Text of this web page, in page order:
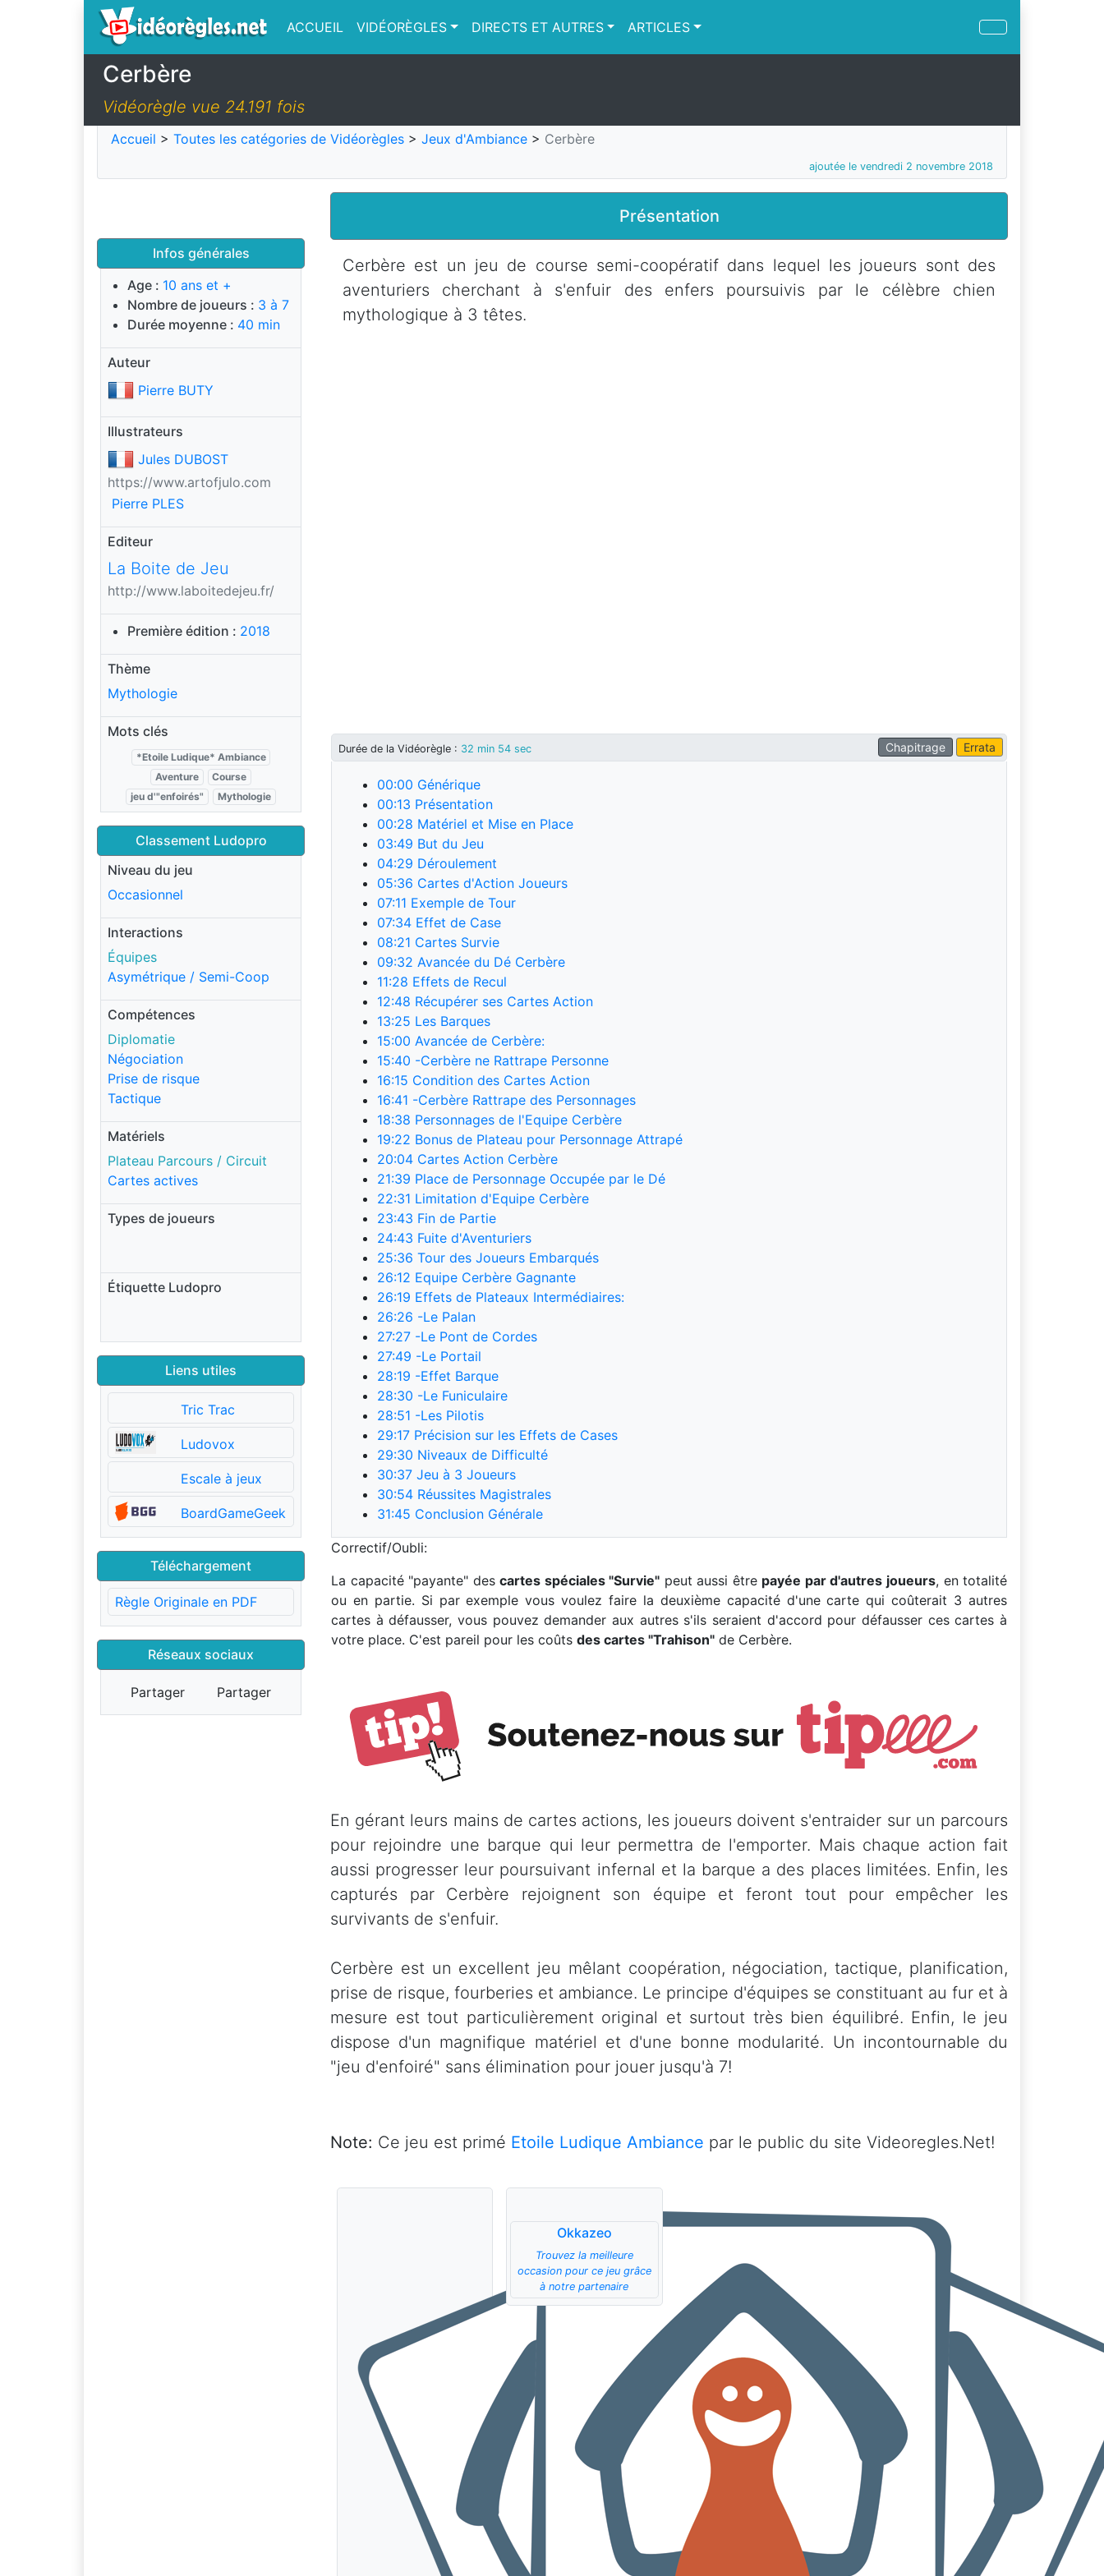
ACCUEIL VIDÉORÈGLES DIRECTS ET AUTRES ARTICLES
Cerbère
Vidéorègle vue 24.191 fois
Accueil > Toutes les catégories de Vidéorègles > Jeux d'Ambiance > Cerbère
ajoutée le vendredi 2 novembre 2018
Infos générales
Age : 10 ans et +
Nombre de joueurs : 3 à 7
Durée moyenne : 40 min
Auteur
Pierre BUTY
Illustrateurs
Jules DUBOST
https://www.artofjulo.com
Pierre PLES
Editeur
La Boite de Jeu
http://www.laboitedejeu.fr/
Première édition : 2018
Thème
Mythologie
Mots clés
*Etoile Ludique* Ambiance
Aventure
Course
jeu d'"enfoirés"
Mythologie
Classement Ludopro
Niveau du jeu
Occasionnel
Interactions
Équipes
Asymétrique / Semi-Coop
Compétences
Diplomatie
Négociation
Prise de risque
Tactique
Matériels
Plateau Parcours / Circuit
Cartes actives
Types de joueurs
Étiquette Ludopro
Liens utiles
Tric Trac
Ludovox
Escale à jeux
BoardGameGeek
Téléchargement
Règle Originale en PDF
Réseaux sociaux
Partager Partager
Présentation
Cerbère est un jeu de course semi-coopératif dans lequel les joueurs sont des
aventuriers cherchant à s'enfuir des enfers poursuivis par le célèbre chien
mythologique à 3 têtes.
Durée de la Vidéorègle : 32 min 54 sec Errata
Chapitrage
00:00 Générique
00:13 Présentation
00:28 Matériel et Mise en Place
03:49 But du Jeu
04:29 Déroulement
05:36 Cartes d'Action Joueurs
07:11 Exemple de Tour
07:34 Effet de Case
08:21 Cartes Survie
09:32 Avancée du Dé Cerbère
11:28 Effets de Recul
12:48 Récupérer ses Cartes Action
13:25 Les Barques
15:00 Avancée de Cerbère:
15:40 -Cerbère ne Rattrape Personne
16:15 Condition des Cartes Action
16:41 -Cerbère Rattrape des Personnages
18:38 Personnages de l'Equipe Cerbère
19:22 Bonus de Plateau pour Personnage Attrapé
20:04 Cartes Action Cerbère
21:39 Place de Personnage Occupée par le Dé
22:31 Limitation d'Equipe Cerbère
23:43 Fin de Partie
24:43 Fuite d'Aventuriers
25:36 Tour des Joueurs Embarqués
26:12 Equipe Cerbère Gagnante
26:19 Effets de Plateaux Intermédiaires:
26:26 -Le Palan
27:27 -Le Pont de Cordes
27:49 -Le Portail
28:19 -Effet Barque
28:30 -Le Funiculaire
28:51 -Les Pilotis
29:17 Précision sur les Effets de Cases
29:30 Niveaux de Difficulté
30:37 Jeu à 3 Joueurs
30:54 Réussites Magistrales
31:45 Conclusion Générale
Correctif/Oubli:
La capacité "payante" descartes spéciales "Survie" peut aussi être payée par d'autres joueurs, en totalité
ou en partie. Si par exemple vous voulez faire la deuxième capacité d'une carte qui coûterait 3 autres
cartes à défausser, vous pouvez demander aux autres s'ils seraient d'accord pour défausser ces cartes à
votre place. C'est pareil pour les coûts des cartes "Trahison" de Cerbère.
En gérant leurs mains de cartes actions, les joueurs doivent s'entraider sur un parcours
pour rejoindre une barque qui leur permettra de l'emporter. Mais chaque action fait
aussi progresser leur poursuivant infernal et la barque a des places limitées. Enfin, les
capturés par Cerbère rejoignent son équipe et feront tout pour empêcher les
survivants de s'enfuir.
Cerbère est un excellent jeu mêlant coopération, négociation, tactique, planification,
prise de risque, fourberies et ambiance. Le principe d'équipes se constituant au fur et à
mesure est tout particulièrement original et surtout très bien équilibré. Enfin, le jeu
dispose d'un magnifique matériel et d'une bonne modularité. Un incontournable du
"jeu d'enfoiré" sans élimination pour jouer jusqu'à 7!
Note: Ce jeu est primé Etoile Ludique Ambiance par le public du site Videoregles.Net!
Okkazeo
Trouvez la meilleure
occasion pour ce jeu grâce
à notre partenaire